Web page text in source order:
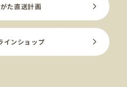
た直送計画
インショップ